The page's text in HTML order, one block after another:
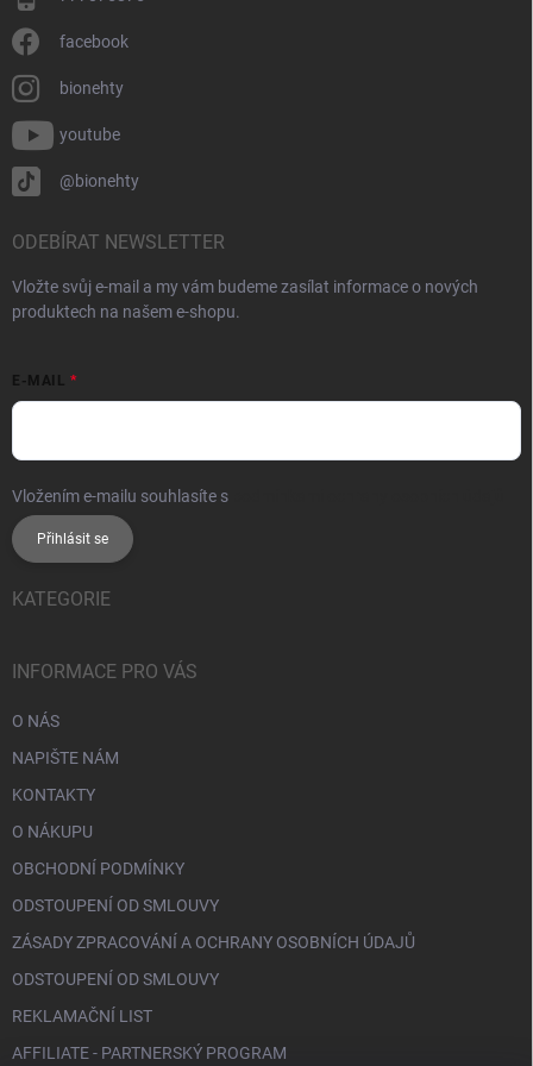
facebook
bionehty
youtube
@bionehty
ODEBÍRAT NEWSLETTER
Vložte svůj e-mail a my vám budeme zasílat informace o nových
produktech na našem e-shopu.
E-MAIL
Vložením e-mailu souhlasíte s
Přihlásit se
KATEGORIE
INFORMACE PRO VÁS
O NÁS
NAPIŠTE NÁM
KONTAKTY
O NÁKUPU
OBCHODNÍ PODMÍNKY
ODSTOUPENÍ OD SMLOUVY
ZÁSADY ZPRACOVÁNÍ A OCHRANY OSOBNÍCH ÚDAJŮ
ODSTOUPENÍ OD SMLOUVY
REKLAMAČNÍ LIST
AFFILIATE - PARTNERSKÝ PROGRAM